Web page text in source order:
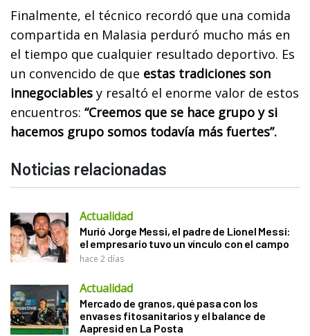
Finalmente, el técnico recordó que una comida
compartida en Malasia perduró mucho más en
el tiempo que cualquier resultado deportivo. Es
un convencido de que estas tradiciones son
innegociables y resaltó el enorme valor de estos
encuentros: “Creemos que se hace grupo y si
hacemos grupo somos todavía más fuertes”.
Noticias relacionadas
Actualidad
Murió Jorge Messi, el padre de Lionel Messi:
el empresario tuvo un vínculo con el campo
hace 2 días
Actualidad
Mercado de granos, qué pasa con los
envases fitosanitarios y el balance de
Aapresid en La Posta